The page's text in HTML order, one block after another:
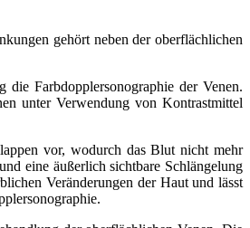
gehört neben der oberflächlichen
Farbdopplersonographie der Venen.
unter Verwendung von Kontrastmittel
vor, wodurch das Blut nicht mehr
eine äußerlich sichtbare Schlängelung
Veränderungen der Haut und lässt